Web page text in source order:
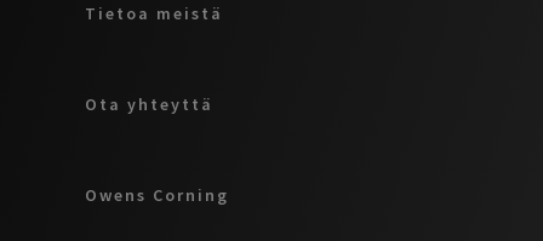
Tietoa meistä
Ota yhteyttä
Owens Corning